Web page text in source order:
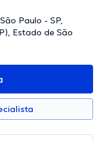
Paulo - SP,
Estado de São